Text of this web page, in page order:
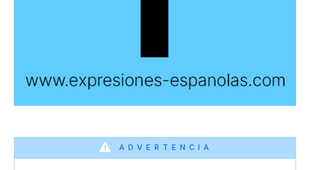
ADVERTENCIA